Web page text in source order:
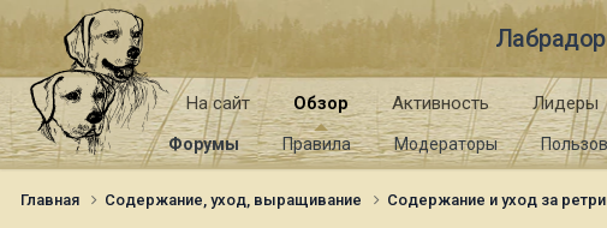
На сайт Обзор
Форумы Правила Модераторы
Активность Лидеры
Главная Содержание, уход, выращивание Содержание и уход за